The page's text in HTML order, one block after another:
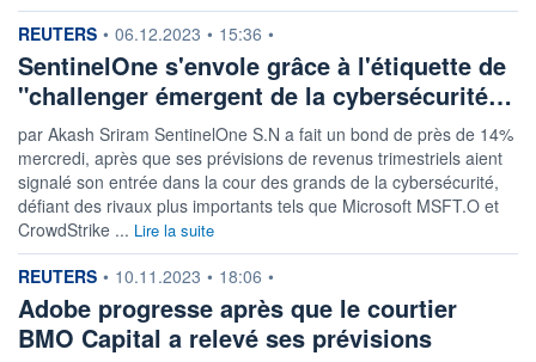
INDICE DE RÉFÉRENCE
OUVERTURE
489,0000
CLÔTURE VEILLE
487,4600
+ HAUT
498,7700
+ BAS
488,5250
VOLUME
0
CAPITAL ÉCHANGÉ
0,00%
3 691 988 MUSD
LIMITE À LA
BAISSE
95,3500
LIMITE À LA
HAUSSE
0,0000
information fournie par
REUTERS • 06.12.2023 • 15:36 •
SentinelOne s'envole grâce à l'étiquette de
"challenger émergent de la cybersécurité…
par Akash Sriram SentinelOne S.N a fait un bond de près de 14%
mercredi, après que ses prévisions de revenus trimestriels aient
signalé son entrée dans la cour des grands de la cybersécurité,
défiant des rivaux plus importants tels que Microsoft MSFT.O et
CrowdStrike ... Lire la suite
information fournie par
REUTERS • 10.11.2023 • 18:06 •
Adobe progresse après que le courtier
BMO Capital a relevé ses prévisions